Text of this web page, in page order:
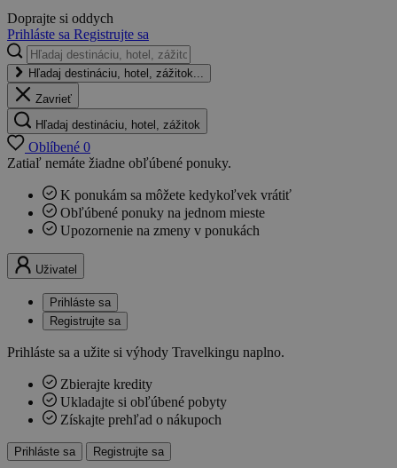
Doprajte si oddych
Prihláste sa Registrujte sa
Hľadaj destináciu, hotel, zážitok...
Zavrieť
Hľadaj destináciu, hotel, zážitok
Oblíbené 0
Zatiaľ nemáte žiadne obľúbené ponuky.
K ponukám sa môžete kedykoľvek vrátiť
Obľúbené ponuky na jednom mieste
Upozornenie na zmeny v ponukách
Uživatel
Prihláste sa
Registrujte sa
Prihláste sa a užite si výhody Travelkingu naplno.
Zbierajte kredity
Ukladajte si obľúbené pobyty
Získajte prehľad o nákupoch
Prihláste sa Registrujte sa